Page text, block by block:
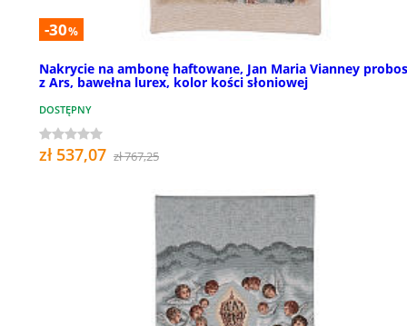
-30%
Nakrycie na ambonę haftowane, Jan Maria Vianney
z Ars, bawełna lurex, kolor kości słoniowej
DOSTĘPNY
zł 537,07 zł 767,25